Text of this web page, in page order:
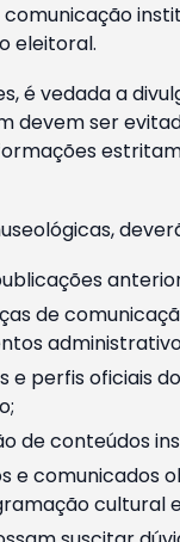
eleitoral.
é vedada a
devem ser
de
perfis oficiais
de conteúdos
e comunicados
cultural